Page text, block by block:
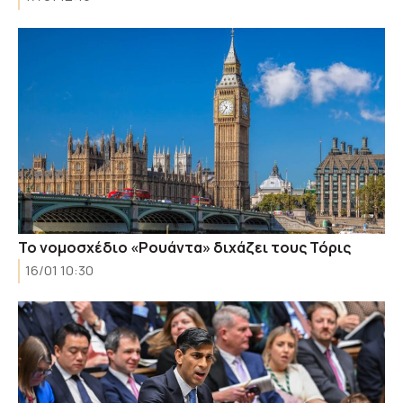
Το νομοσχέδιο «Ρουάντα» διχάζει τους Τόρις
16/01 10:30